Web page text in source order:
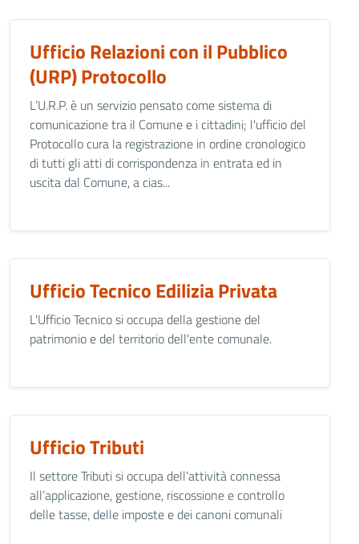
Ufficio Relazioni con il Pubblico
(URP) Protocollo
L’U.R.P. è un servizio pensato come sistema di
comunicazione tra il Comune e i cittadini; l'ufficio del
Protocollo cura la registrazione in ordine cronologico
di tutti gli atti di corrispondenza in entrata ed in
uscita dal Comune, a cias...
Ufficio Tecnico Edilizia Privata
L'Ufficio Tecnico si occupa della gestione del
patrimonio e del territorio dell'ente comunale.
Ufficio Tributi
Il settore Tributi si occupa dell’attività connessa
all’applicazione, gestione, riscossione e controllo
delle tasse, delle imposte e dei canoni comunali